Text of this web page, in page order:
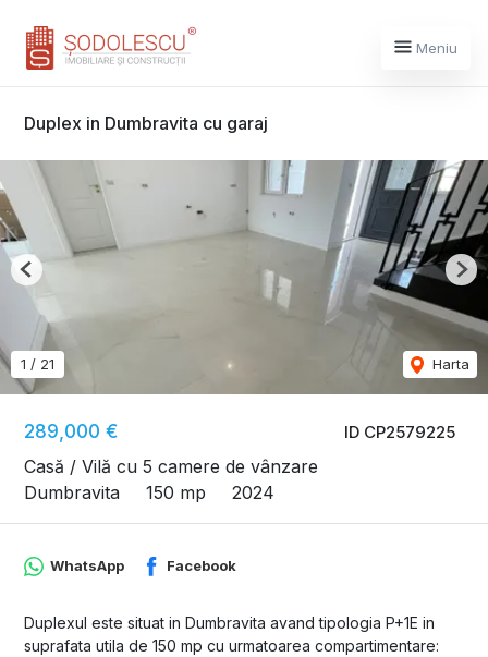
Meniu
Duplex in Dumbravita cu garaj
ID CP2579225
289,000 €
Casă / Vilă cu 5 camere de vânzare
Dumbravita
150 mp 2024
1 / 21 Harta
Previous
WhatsApp Facebook
Duplexul este situat in Dumbravita avand tipologia P+1E in
suprafata utila de 150 mp cu urmatoarea compartimentare: